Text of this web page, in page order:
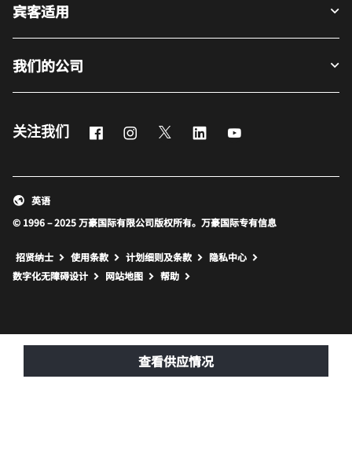
查看供应情况
宾客适用
我们的公司
关注我们 FacebookInstagram
Twitter LinkedIn
© 1996 – 2025 万豪国际有限公司版权所有。万豪国际专有信息
英语
招贤纳士 使用条款 计划细则及条款
隐私中心
数字化无障碍设计
网站地图 打开新窗口
帮助